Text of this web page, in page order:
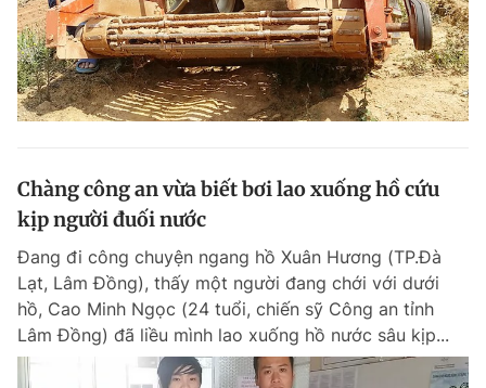
Chàng công an vừa biết bơi lao xuống hồ cứu
kịp người đuối nước
Đang đi công chuyện ngang hồ Xuân Hương (TP.Đà
Lạt, Lâm Đồng), thấy một người đang chới với dưới
hồ, Cao Minh Ngọc (24 tuổi, chiến sỹ Công an tỉnh
Lâm Đồng) đã liều mình lao xuống hồ nước sâu kịp...